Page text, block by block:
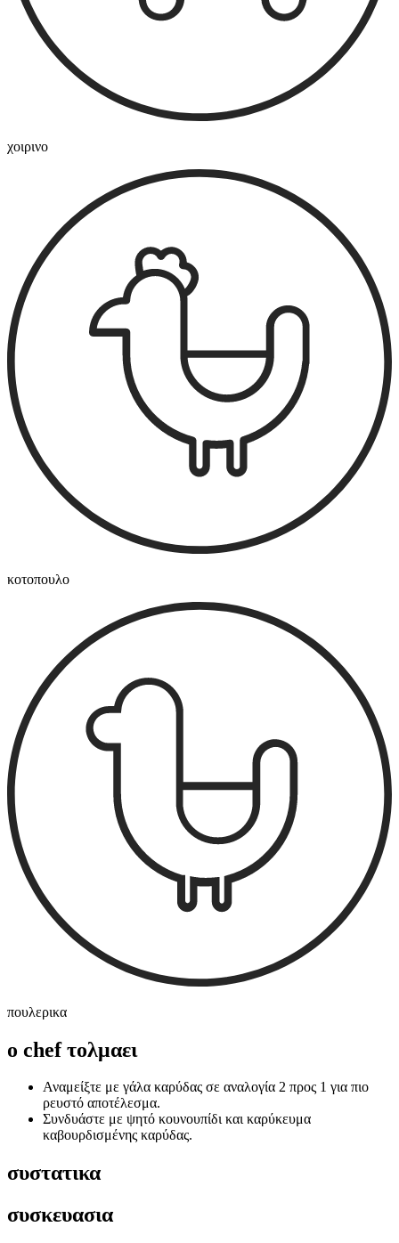
χοιρινο
κοτοπουλο
πουλερικα
ο chef τολμαει
Αναμείξτε με γάλα καρύδας σε αναλογία 2 προς 1 για πιο
ρευστό αποτέλεσμα.
Συνδυάστε με ψητό κουνουπίδι και καρύκευμα
καβουρδισμένης καρύδας.
συστατικα
συσκευασια